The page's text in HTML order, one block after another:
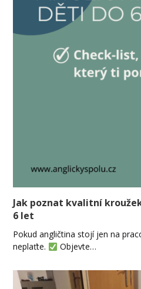
Jak poznat kvalitní
6 let
Pokud angličtina stojí jen na
neplaťte.
Objevte…